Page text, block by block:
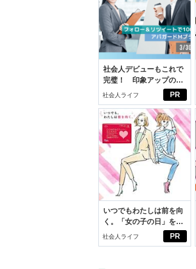
PR
社会人デビューもこれで
完璧！ 印象アップのセ
ルフプロデュース術
社会人ライフ
PR
いつでもわたしは前を向
く。「女の子の日」を前
向きに♪社会人エリ・大
社会人ライフ